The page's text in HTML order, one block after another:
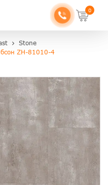
0
Stone
ZH-81010-4